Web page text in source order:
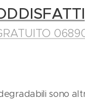
sono